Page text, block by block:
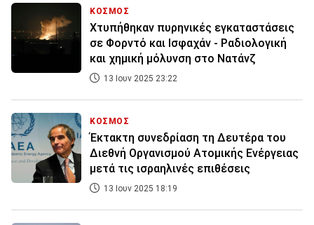
ΚΟΣΜΟΣ
Χτυπήθηκαν πυρηνικές εγκαταστάσεις
σε Φορντό και Ισφαχάν - Ραδιολογική
και χημική μόλυνση στο Νατάνζ
13 Ιουν 2025 23:22
ΚΟΣΜΟΣ
Έκτακτη συνεδρίαση τη Δευτέρα του
Διεθνή Οργανισμού Ατομικής Ενέργειας
μετά τις ισραηλινές επιθέσεις
13 Ιουν 2025 18:19